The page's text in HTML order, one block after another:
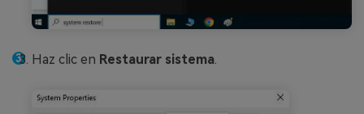
Haz clic en Restaurar sistema.